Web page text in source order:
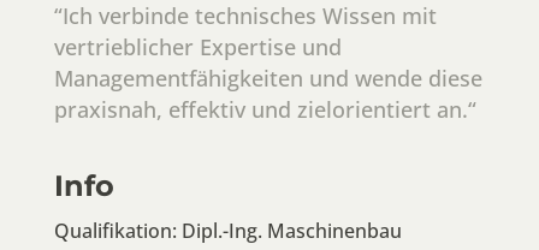
“Ich verbinde technisches Wissen mit
vertrieblicher Expertise und
Managementfähigkeiten und wende diese
praxisnah, effektiv und zielorientiert an.“
Info
Qualifikation: Dipl.-Ing. Maschinenbau